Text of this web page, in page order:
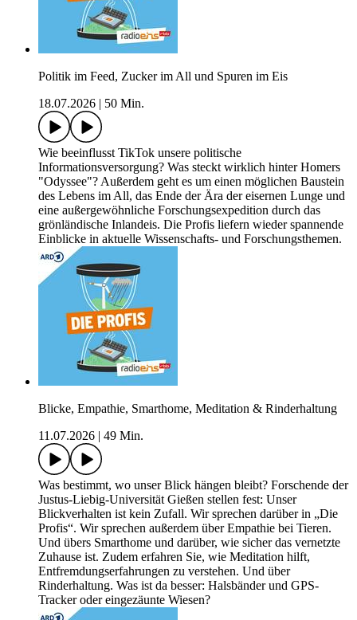
Politik im Feed, Zucker im All und Spuren im Eis
18.07.2026
50 Min.
Wie beeinflusst TikTok unsere politische
Informationsversorgung? Was steckt wirklich hinter Homers
"Odyssee"? Außerdem geht es um einen möglichen Baustein
des Lebens im All, das Ende der Ära der eisernen Lunge und
eine außergewöhnliche Forschungsexpedition durch das
grönländische Inlandeis. Die Profis liefern wieder spannende
Einblicke in aktuelle Wissenschafts- und Forschungsthemen.
Blicke, Empathie, Smarthome, Meditation & Rinderhaltung
11.07.2026
49 Min.
Was bestimmt, wo unser Blick hängen bleibt? Forschende der
Justus-Liebig-Universität Gießen stellen fest: Unser
Blickverhalten ist kein Zufall. Wir sprechen darüber in „Die
Profis“. Wir sprechen außerdem über Empathie bei Tieren.
Und übers Smarthome und darüber, wie sicher das vernetzte
Zuhause ist. Zudem erfahren Sie, wie Meditation hilft,
Entfremdungserfahrungen zu verstehen. Und über
Rinderhaltung. Was ist da besser: Halsbänder und GPS-
Tracker oder eingezäunte Wiesen?